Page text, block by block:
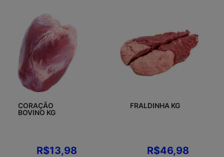
CORAÇÃO
BOVINO KG
R$13,98
FRALDINHA KG
R$46,98